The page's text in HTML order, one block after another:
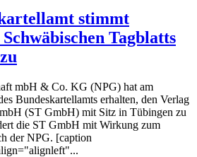
stimmt
Tagblatts
mbH & Co. KG (NPG) hat am
Bundeskartellamts erhalten, den Verlag
(ST GmbH) mit Sitz in Tübingen zu
die ST GmbH mit Wirkung zum
der NPG. [caption